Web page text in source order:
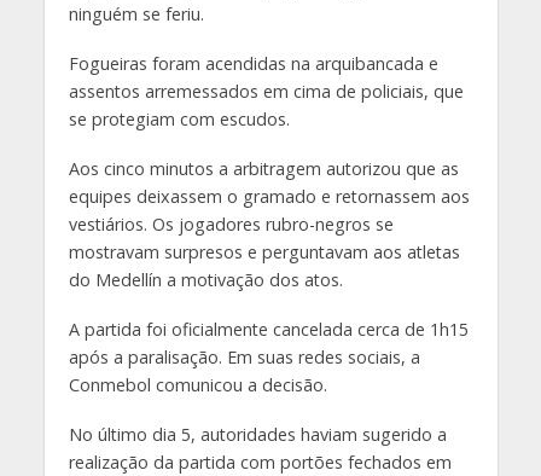
ninguém se feriu.
Fogueiras foram acendidas na arquibancada e
assentos arremessados em cima de policiais, que
se protegiam com escudos.
Aos cinco minutos a arbitragem autorizou que as
equipes deixassem o gramado e retornassem aos
vestiários. Os jogadores rubro-negros se
mostravam surpresos e perguntavam aos atletas
do Medellín a motivação dos atos.
A partida foi oficialmente cancelada cerca de 1h15
após a paralisação. Em suas redes sociais, a
Conmebol comunicou a decisão.
No último dia 5, autoridades haviam sugerido a
realização da partida com portões fechados em